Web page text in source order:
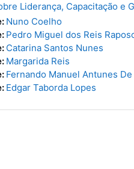
Liderança, Capacitação e
Nuno Coelho
Pedro Miguel dos Reis
Catarina Santos Nunes
Margarida Reis
Fernando Manuel Antunes
Edgar Taborda Lopes